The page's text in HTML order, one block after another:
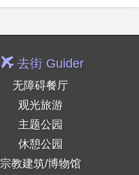
去街 Guider
无障碍餐厅
观光旅游
主题公园
休憩公园
宗教建筑/博物馆